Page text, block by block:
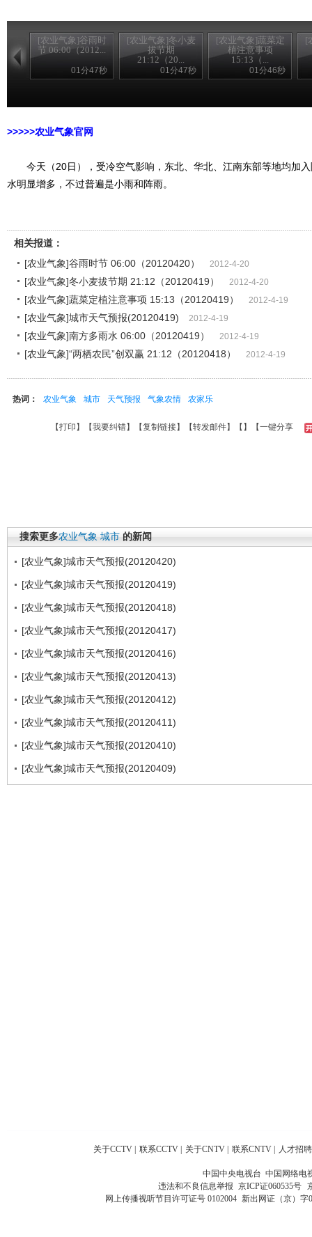
[农业气象]谷雨时
节 06:00（2012...
01分47秒
[农业气象]冬小麦
拔节期
21:12（20...
01分47秒
[农业气象]蔬菜定
植注意事项
15:13（...
01分46秒
[
>>>>>农业气象官网
今天（20日），受冷空气影响，东北、华北、江南东部等地均加入
水明显增多，不过普遍是小雨和阵雨。
相关报道：
[农业气象]谷雨时节 06:00（20120420）
2012-4-20
[农业气象]冬小麦拔节期 21:12（20120419） 2012-4-20
[农业气象]蔬菜定植注意事项 15:13（20120419） 2012-4-19
[农业气象]城市天气预报(20120419) 2012-4-19
[农业气象]南方多雨水 06:00（20120419） 2012-4-19
[农业气象]“两栖农民”创双赢 21:12（20120418） 2012-4-19
热词： 农业气象 城市 天气预报 气象农情 农家乐
【打印 】【我要纠错】【复制链接】【转发邮件】【 】 【一键分享
搜索更多农业气象 城市 的新闻
[农业气象]城市天气预报(20120420)
[农业气象]城市天气预报(20120419)
[农业气象]城市天气预报(20120418)
[农业气象]城市天气预报(20120417)
[农业气象]城市天气预报(20120416)
[农业气象]城市天气预报(20120413)
[农业气象]城市天气预报(20120412)
[农业气象]城市天气预报(20120411)
[农业气象]城市天气预报(20120410)
[农业气象]城市天气预报(20120409)
关于CCTV 联系CCTV 关于CNTV 联系CNTV 人才招聘
中国中央电视台 中国网络电
违法和不良信息举报 京ICP证060535号
网上传播视听节目许可证号 0102004 新出网证（京）